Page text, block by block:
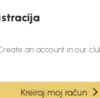
an account in our
Kreiraj moj račun